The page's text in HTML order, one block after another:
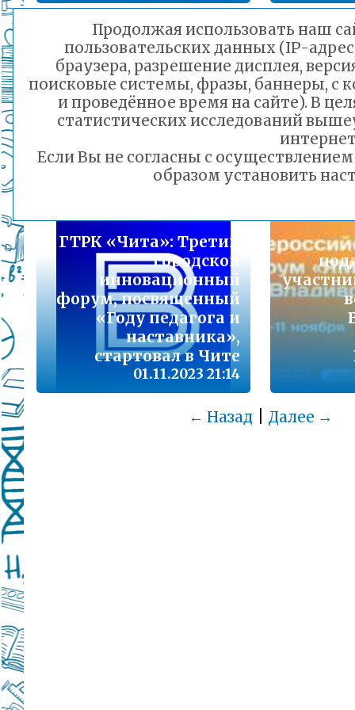
Порядок предоставления льготного
малоимущих семей
Подробнее...
Горячая линия по вопросам школьного
30-21
Подробнее...
Министерство
образования и науки
Забайкальского края
информирует о
проведении
военно-
патриотической
01.11.2023 21:17
В
ГТРК «Чита»: Третий
городской
инновационный
форум, посвященный
«Году педагога и
наставника»,
стартовал в Чите
01.11.2023 21:14
← Назад| Далее →
Продолжая использовать наш
пользовательских данных (IP-
браузера, разрешение дисплея,
поисковые системы, фразы, баннеры, с
и проведённое время на сайте). В
статистических исследований
Если Вы не согласны с
образом установить